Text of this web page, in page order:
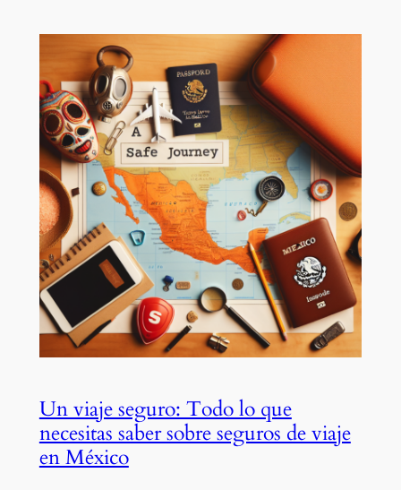
Un viaje seguro: Todo lo que
necesitas saber sobre seguros de viaje
en México